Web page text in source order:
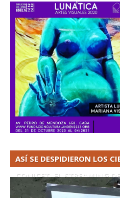
ASÍ SE DESPIDIERON LOS
CONICET. EL STREAMING